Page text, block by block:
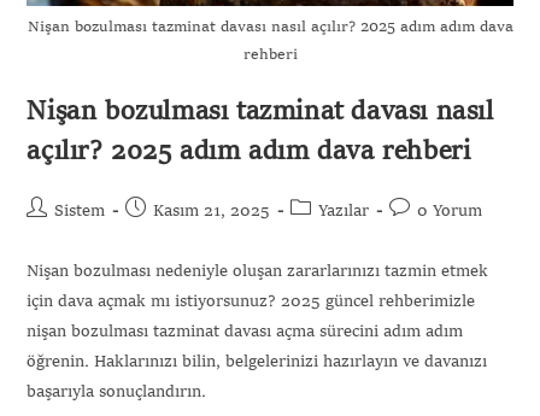
Nişan bozulması tazminat davası nasıl açılır? 2025 adım adım dava
rehberi
Nişan bozulması tazminat davası nasıl
açılır? 2025 adım adım dava rehberi
Sistem Kasım 21, 2025 Yazılar 0 Yorum
Nişan bozulması nedeniyle oluşan zararlarınızı tazmin etmek
için dava açmak mı istiyorsunuz? 2025 güncel rehberimizle
nişan bozulması tazminat davası açma sürecini adım adım
öğrenin. Haklarınızı bilin, belgelerinizi hazırlayın ve davanızı
başarıyla sonuçlandırın.